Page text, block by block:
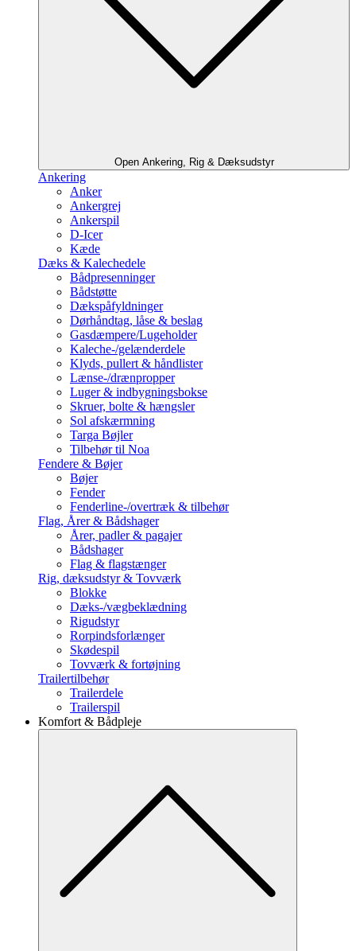
Open Ankering, Rig & Dæksudstyr
Ankering
Anker
Ankergrej
Ankerspil
D-Icer
Kæde
Dæks & Kalechedele
Bådpresenninger
Bådstøtte
Dækspåfyldninger
Dørhåndtag, låse & beslag
Gasdæmpere/Lugeholder
Kaleche-/gelænderdele
Klyds, pullert & håndlister
Lænse-/drænpropper
Luger & indbygningsbokse
Skruer, bolte & hængsler
Sol afskærmning
Targa Bøjler
Tilbehør til Noa
Fendere & Bøjer
Bøjer
Fender
Fenderline-/overtræk & tilbehør
Flag, Årer & Bådshager
Årer, padler & pagajer
Bådshager
Flag & flagstænger
Rig, dæksudstyr & Tovværk
Blokke
Dæks-/vægbeklædning
Rigudstyr
Rorpindsforlænger
Skødespil
Tovværk & fortøjning
Trailertilbehør
Trailerdele
Trailerspil
Komfort & Bådpleje